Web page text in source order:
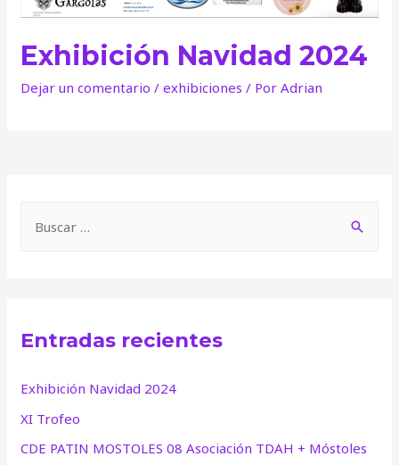
Exhibición Navidad 2024
Dejar un comentario /exhibiciones / PorAdrian
r
Entradas recientes
Exhibición Navidad 2024
XI Trofeo
CDE PATIN MOSTOLES 08 Asociación TDAH + Móstoles